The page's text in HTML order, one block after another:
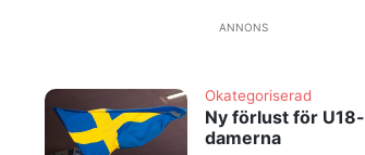
ANNONS
Okategoriserad
Ny förlust för U18-
damerna